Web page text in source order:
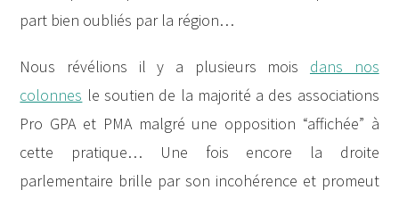
part bien oubliés par la région…
Nous révélions il y a plusieurs mois dans nos
colonnes le soutien de la majorité a des associations
Pro GPA et PMA malgré une opposition “affichée” à
cette pratique… Une fois encore la droite
parlementaire brille par son incohérence et promeut